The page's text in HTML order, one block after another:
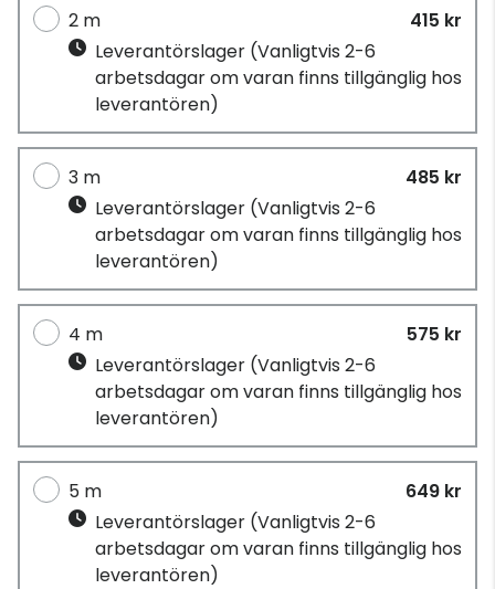
2 m
415 kr
Leverantörslager (Vanligtvis 2-6
arbetsdagar om varan finns tillgänglig hos
leverantören)
3 m
485 kr
Leverantörslager (Vanligtvis 2-6
arbetsdagar om varan finns tillgänglig hos
leverantören)
4 m
575 kr
Leverantörslager (Vanligtvis 2-6
arbetsdagar om varan finns tillgänglig hos
leverantören)
5 m
649 kr
Leverantörslager (Vanligtvis 2-6
arbetsdagar om varan finns tillgänglig hos
leverantören)